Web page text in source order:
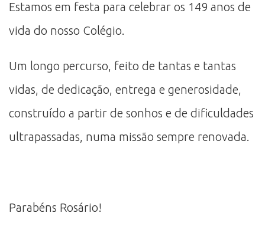
Estamos em festa para celebrar os 149 anos de
vida do nosso Colégio.
Um longo percurso, feito de tantas e tantas
vidas, de dedicação, entrega e generosidade,
construído a partir de sonhos e de dificuldades
ultrapassadas, numa missão sempre renovada.
Parabéns Rosário!